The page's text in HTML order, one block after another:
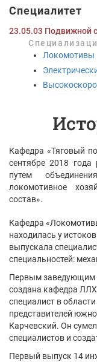
Специалитет
23.05.03 Подвижной
Локомотивы
Кафедра «Тяговый
сентябре 2018 года
путем
локомотивное
состав».
Кафедра
находилась у
выпускала
специальностей:
Первым заведующим
создана кафедра
специалист в
представителей
Карчевский. Он
специалистов и
Первый выпуск 14